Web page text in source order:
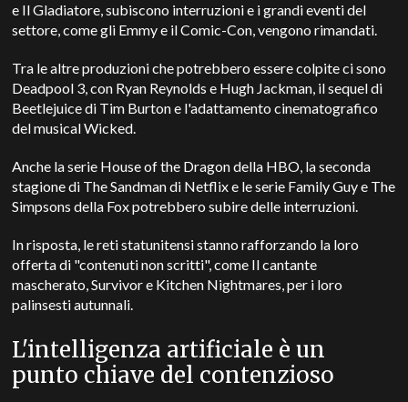
e Il Gladiatore, subiscono interruzioni e i grandi eventi del
settore, come gli Emmy e il Comic-Con, vengono rimandati.
Tra le altre produzioni che potrebbero essere colpite ci sono
Deadpool 3, con Ryan Reynolds e Hugh Jackman, il sequel di
Beetlejuice di Tim Burton e l'adattamento cinematografico
del musical Wicked.
Anche la serie House of the Dragon della HBO, la seconda
stagione di The Sandman di Netflix e le serie Family Guy e The
Simpsons della Fox potrebbero subire delle interruzioni.
In risposta, le reti statunitensi stanno rafforzando la loro
offerta di "contenuti non scritti", come Il cantante
mascherato, Survivor e Kitchen Nightmares, per i loro
palinsesti autunnali.
L'intelligenza artificiale è un
punto chiave del contenzioso